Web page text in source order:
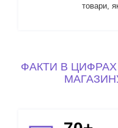
товари,
ФАКТИ В